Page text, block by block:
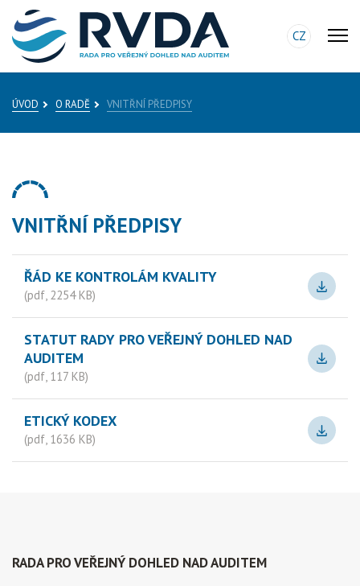
CZ
ÚVOD O RADĚ VNITŘNÍ PŘEDPISY
VNITŘNÍ PŘEDPISY
ŘÁD KE KONTROLÁM KVALITY
(pdf, 2254 KB)
STATUT RADY PRO VEŘEJNÝ DOHLED NAD
AUDITEM
(pdf, 117 KB)
ETICKÝ KODEX
(pdf, 1636 KB)
RADA PRO VEŘEJNÝ DOHLED NAD AUDITEM